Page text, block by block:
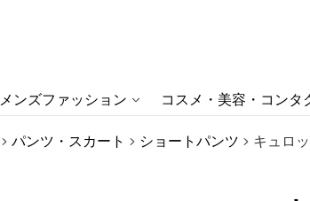
メンズファッション コスメ・美容・コンタ
パンツ・スカート ショートパンツ キュロ